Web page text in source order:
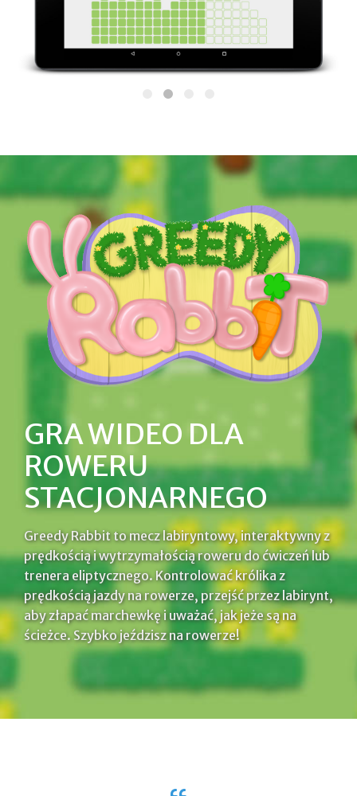
GRA WIDEO DLA
ROWERU
STACJONARNEGO
Greedy Rabbit to mecz labiryntowy, interaktywny z
prędkością i wytrzymałością roweru do ćwiczeń lub
trenera eliptycznego. Kontrolować królika z
prędkością jazdy na rowerze, przejść przez labirynt,
aby złapać marchewkę i uważać, jak jeże są na
ścieżce. Szybko jeździsz na rowerze!